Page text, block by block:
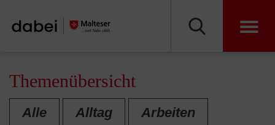
Themenübersicht
Alle Alltag Arbeiten